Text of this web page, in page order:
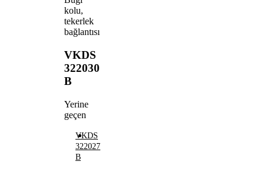
kolu,
tekerlek
bağlantısı
VKDS
322030
B
Yerine
geçen
VKDS
322027
B